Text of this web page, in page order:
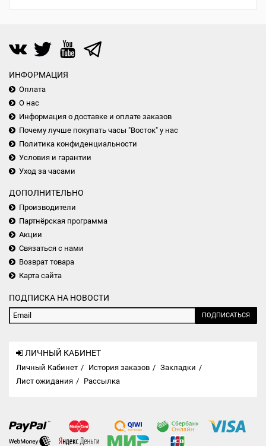
ИНФОРМАЦИЯ
Оплата
О нас
Информация о доставке и оплате заказов
Почему лучше покупать часы "Восток" у нас
Политика конфиденциальности
Условия и гарантии
Уход за часами
ДОПОЛНИТЕЛЬНО
Производители
Партнёрская программа
Акции
Связаться с нами
Возврат товара
Карта сайта
ПОДПИСКА НА НОВОСТИ
ПОДПИСАТЬСЯ
ЛИЧНЫЙ КАБИНЕТ
Личный Кабинет История заказов
Закладки
Лист ожидания
Рассылка